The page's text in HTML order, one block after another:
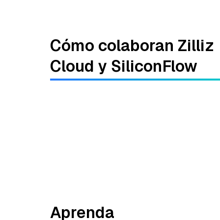
Cómo colaboran Zilliz
Cloud y SiliconFlow
Aprenda